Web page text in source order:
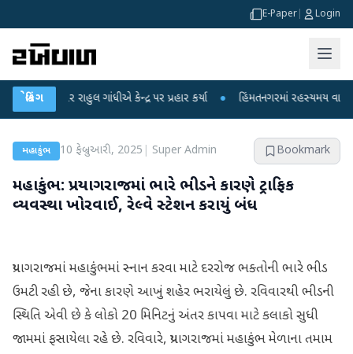
E-Paper Login
બ્રેકિંગ
પર રાહુલ ગાંધીએ કેન્દ્ર પર પ્રહાર કર્યા ● હિંમતનગરમાં રહસ્યમય વાયરસ કે
મહાકુંભ 10 ફેબ્રુઆરી, 2025 Super Admin Bookmark
મહાકુંભ: પ્રયાગરાજમાં ભારે ભીડને કારણે ટ્રાફિક
વ્યવસ્થા ખોરવાઈ, રેલ્વે સ્ટેશન કરાયું બંધ
પ્રયાગરાજમાં મહાકુંભમાં સ્નાન કરવા માટે દરરોજ ભક્તોની ભારે ભીડ
ઉમટી રહી છે, જેના કારણે આખું શહેર ભરાયેલું છે. રવિવારથી ભીડની
સ્થિતિ એવી છે કે લોકો 20 મિનિટનું અંતર કાપવા માટે કલાકો સુધી
જામમાં ફસાયેલા રહે છે. રવિવારે, પ્રયાગરાજમાં મહાકુંભ મેળાના તમામ